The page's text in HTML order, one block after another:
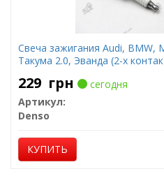
Свеча зажигания Audi, BMW,
Такума 2.0, Эванда (2-х
229 грн
сегодня
Артикул:
Denso
КУПИТЬ